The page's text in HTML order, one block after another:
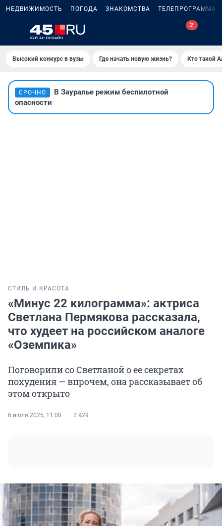
НЕДВИЖИМОСТЬ ПОГОДА ЗНАКОМСТВА ТЕЛЕПРОГРАММА
Высокий конкурс в вузы Где начать новую жизнь? Кто такой
СРОЧНО
В Зауралье режим беспилотной
опасности
СТИЛЬ И КРАСОТА
«Минус 22 килограмма»: актриса
Светлана Пермякова рассказала,
что худеет на российском аналоге
«Оземпика»
Поговорили со Светланой о ее секретах
похудения — впрочем, она рассказывает об
этом открыто
6 июля 2025, 11:00 2 929